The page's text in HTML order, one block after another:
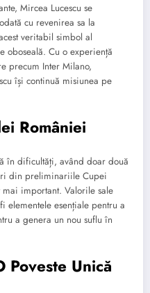
Mircea Lucescu se
cu revenirea sa la
veritabil simbol al
oboseală. Cu o experiență
precum Inter Milano,
își continuă misiunea pe
României
în dificultăți, având doar două
din preliminariile Cupei
important. Valorile sale
elementele esențiale pentru a
a genera un nou suflu în
Poveste Unică